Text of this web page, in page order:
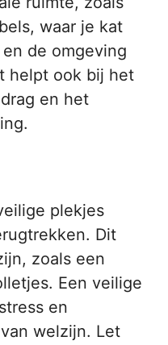
waar je kat
de omgeving
helpt ook bij het
en het
plekjes
Dit
zoals een
Een veilige
en
welzijn. Let